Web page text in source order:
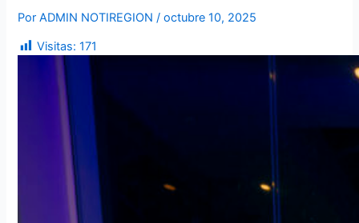
PorADMIN NOTIREGION/octubre 10, 2025
Visitas: 171